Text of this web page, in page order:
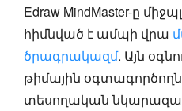
Edraw MindMaster-ը
հիմնված է ամպի վրա
ծրագրակազմ. Այն
թիմային
տեսողական